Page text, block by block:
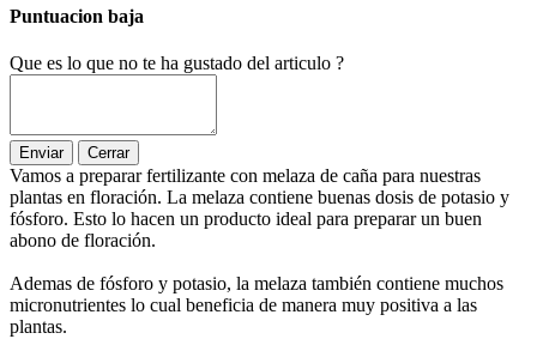
Puntuacion baja
Que es lo que no te ha gustado del articulo ?
Enviar Cerrar
Vamos a preparar fertilizante con melaza de caña para nuestras
plantas en floración. La melaza contiene buenas dosis de potasio y
fósforo. Esto lo hacen un producto ideal para preparar un buen
abono de floración.
Ademas de fósforo y potasio, la melaza también contiene muchos
micronutrientes lo cual beneficia de manera muy positiva a las
plantas.